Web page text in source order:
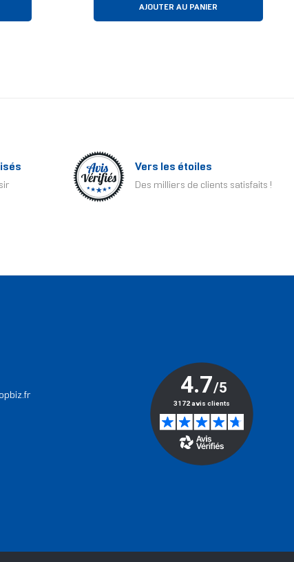
AJOUTER AU PANIER
Vers les étoiles
Des milliers de clients satisfaits !